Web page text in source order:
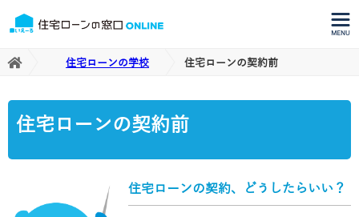
住宅ローンの学校 住宅ローンの契約前
住宅ローンの契約前
住宅ローンの契約、どうしたらいい？